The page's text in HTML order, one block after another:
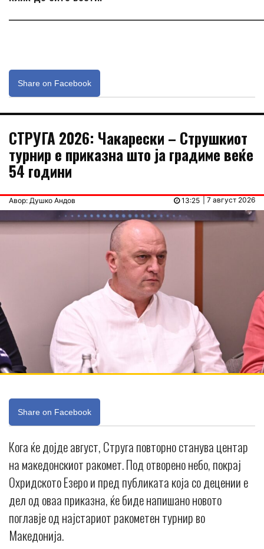
Share on Facebook
СТРУГА 2026: Чакарески – Струшкиот
турнир е приказна што ја градиме веќе
54 години
Авор: Душко Андов | 7 август 2026
13:25
Share on Facebook
Кога ќе дојде август, Струга повторно станува центар
на македонскиот ракомет. Под отворено небо, покрај
Охридското Езеро и пред публиката која со децении е
дел од оваа приказна, ќе биде напишано новото
поглавје од најстариот ракометен турнир во
Македонија.